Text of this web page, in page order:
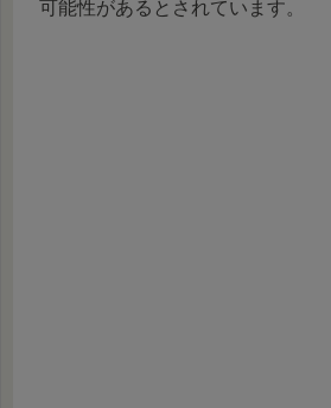
可能性があるとされています。